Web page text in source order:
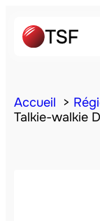
Accueil
Talkie-walkie